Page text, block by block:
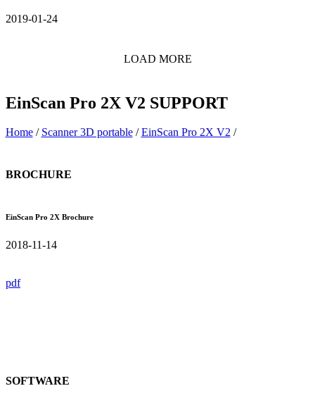
2019-01-24
LOAD MORE
EinScan Pro 2X V2 SUPPORT
Home/ Scanner 3D portable/EinScan Pro 2X V2/
BROCHURE
EinScan Pro 2X Brochure
2018-11-14
pdf
SOFTWARE